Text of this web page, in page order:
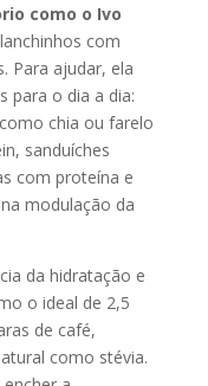
como o Ivo
com
Para ajudar, ela
para o dia a dia:
chia ou farelo
sanduíches
com proteína e
modulação da
da hidratação e
o ideal de 2,5
de café,
como stévia.